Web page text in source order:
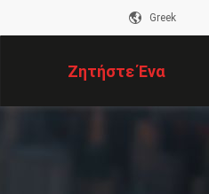
Greek
Ζητήστε Ένα
Απόσπασμα